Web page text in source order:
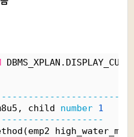
child number 1